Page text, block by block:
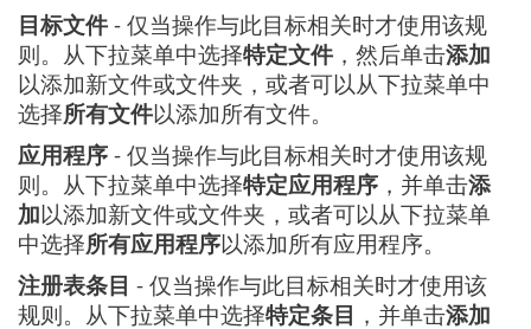
目标文件 - 仅当操作与此目标相关时才使用该规
则。从下拉菜单中选择特定文件 ，然后单击添加
以添加新文件或文件夹，或者可以从下拉菜单中
选择所有文件以添加所有文件。
应用程序 - 仅当操作与此目标相关时才使用该规
则。从下拉菜单中选择特定应用程序 ，并单击添
加以添加新文件或文件夹，或者可以从下拉菜单
中选择所有应用程序以添加所有应用程序。
注册表条目 - 仅当操作与此目标相关时才使用该
规则。从下拉菜单中选择特定条目 ，并单击添加